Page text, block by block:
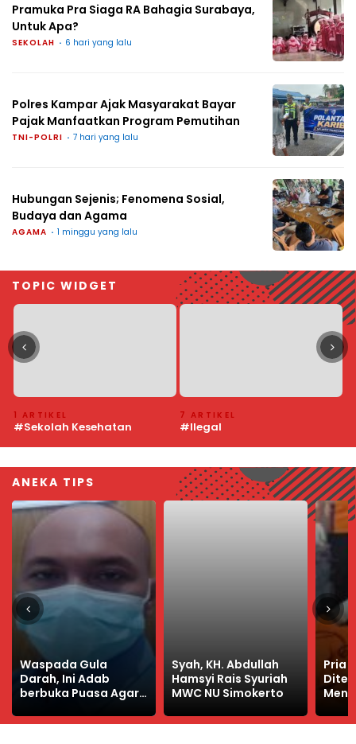
Pramuka Pra Siaga RA Bahagia Surabaya,
Untuk Apa?
SEKOLAH 6 hari yang lalu
Polres Kampar Ajak Masyarakat Bayar
Pajak Manfaatkan Program Pemutihan
TNI-POLRI 7 hari yang lalu
Hubungan Sejenis; Fenomena Sosial,
Budaya dan Agama
AGAMA 1 minggu yang lalu
TOPIC WIDGET
7 ARTIKEL
#Ilegal
4 ARTIKEL
#Pedamaran VI
ANEKA TIPS
Syah, KH. Abdullah
Hamsyi Rais Syuriah
MWC NU Simokerto
Pria di Surabaya
Ditemukan
Meninggal Dalam Kos